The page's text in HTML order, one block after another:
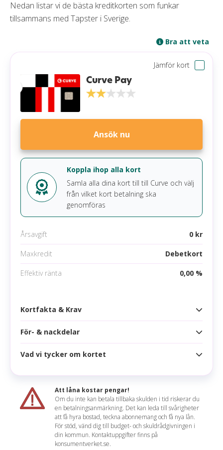
Betala med Tapster
Kreditkort och banker med Tapster
Tapsters produkter
Tekniken bakom Tapster
Frågor och svar
Nedan listar vi de bästa kreditkorten som funkar
tillsammans med Tapster i Sverige.
Bra att veta
Jämför kort
Curve Pay
Ansök nu
Koppla ihop alla kort
Samla alla dina kort till till Curve och välj
från vilket kort betalning ska
genomföras
Årsavgift 0 kr
Maxkredit Debetkort
Effektiv ränta 0,00 %
Kortfakta & Krav
Kortfakta
Årsavgift
Uttagsavgift
Valutapåslag
0 %
Gratis extrakort
Nej
För- & nackdelar
Fördelar
Inget valutapåslag.
Koppla ihop upp till 3 kort.
Nackdelar
Krävs att du redan har ett annat kort
Vad vi tycker om kortet
Claudia sammanfattar
Curve Pay rekommenderar vi främst för dig som
har ett kort som inte går att lägga till i din mobila
Att låna kostar pengar!
Om du inte kan betala tillbaka skulden i tid riskerar du
en betalningsanmärkning. Det kan leda till svårigheter
att få hyra bostad, teckna abonnemang och få nya lån.
För stöd, vänd dig till budget- och skuldrådgivningen i
din kommun. Kontaktuppgifter finns på
konsumentverket.se.